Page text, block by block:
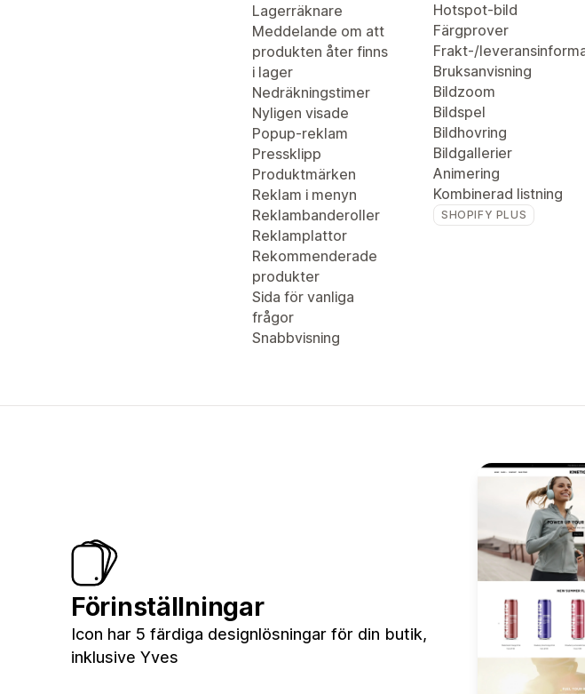
Lagerräknare
Meddelande om att
produkten åter finns
i lager
Nedräkningstimer
Nyligen visade
Popup-reklam
Pressklipp
Produktmärken
Reklam i menyn
Reklambanderoller
Reklamplattor
Rekommenderade
produkter
Sida för vanliga
frågor
Snabbvisning
Hotspot-bild
Färgprover
Frakt-/
Bruksanvisning
Bildzoom
Bildspel
Bildhovring
Bildgallerier
Animering
Kombinerad listning
SHOPIFY PLUS
Förinställningar
Icon har 5 färdiga designlösningar för din butik,
inklusive Yves